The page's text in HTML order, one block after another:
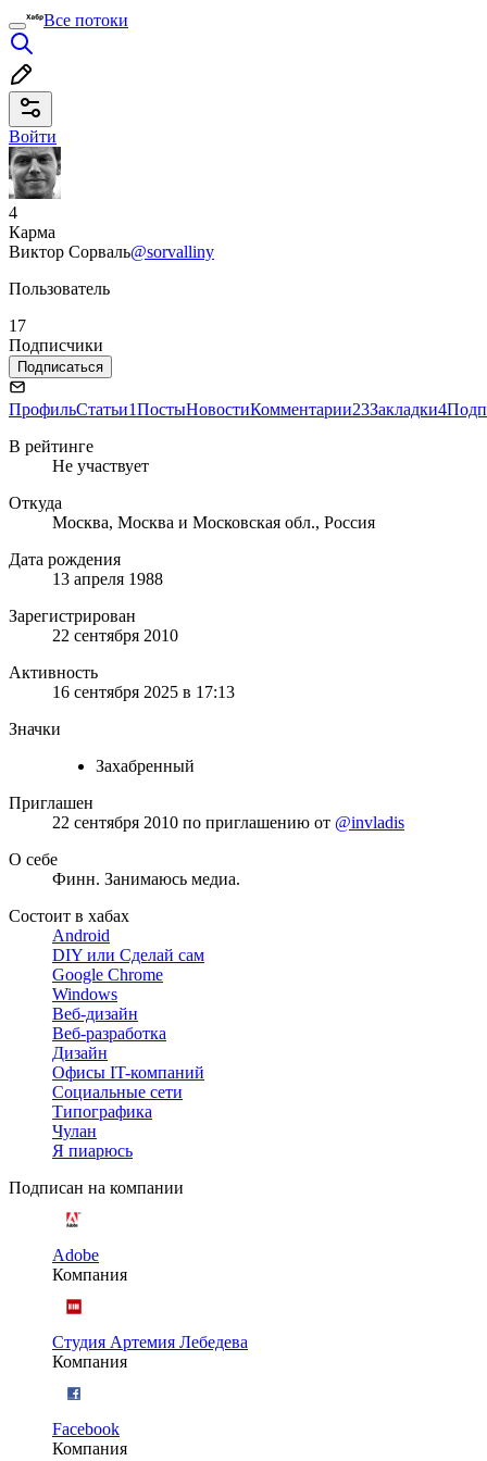
Все потоки
Войти
4
Карма
Виктор Сорваль@sorvalliny
Пользователь
17
Подписчики
Подписаться
ПрофильСтатьи1ПостыНовостиКомментарии23Закладки4
В рейтинге
Не участвует
Откуда
Москва, Москва и Московская обл., Россия
Дата рождения
13 апреля 1988
Зарегистрирован
22 сентября 2010
Активность
16 сентября 2025 в 17:13
Значки
Захабренный
Приглашен
22 сентября 2010 по приглашению от @invladis
О себе
Финн. Занимаюсь медиа.
Состоит в хабах
Android
DIY или Сделай сам
Google Chrome
Windows
Веб-дизайн
Веб-разработка
Дизайн
Офисы IT-компаний
Социальные сети
Типографика
Чулан
Я пиарюсь
Подписан на компании
Adobe
Компания
Студия Артемия Лебедева
Компания
Facebook
Компания